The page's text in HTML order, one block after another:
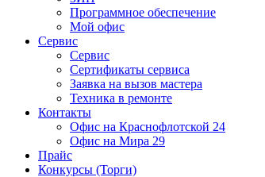
Программное обеспечение
Мой офис
Сервис
Сервис
Сертификаты сервиса
Заявка на вызов мастера
Техника в ремонте
Контакты
Офис на Краснофлотской 24
Офис на Мира 29
Прайс
Конкурсы (Торги)